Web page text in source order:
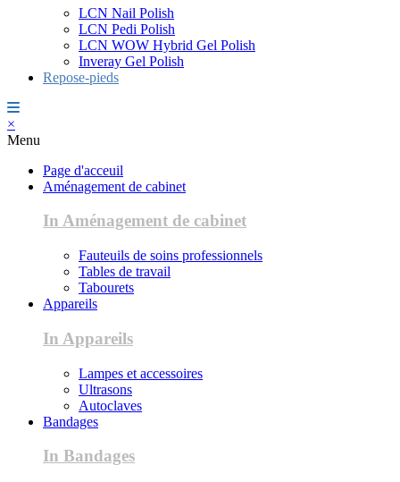
LCN Nail Polish
LCN Pedi Polish
LCN WOW Hybrid Gel Polish
Inveray Gel Polish
Repose-pieds
×
Menu
Page d'acceuil
Aménagement de cabinet
In Aménagement de cabinet
Fauteuils de soins professionnels
Tables de travail
Tabourets
Appareils
In Appareils
Lampes et accessoires
Ultrasons
Autoclaves
Bandages
In Bandages